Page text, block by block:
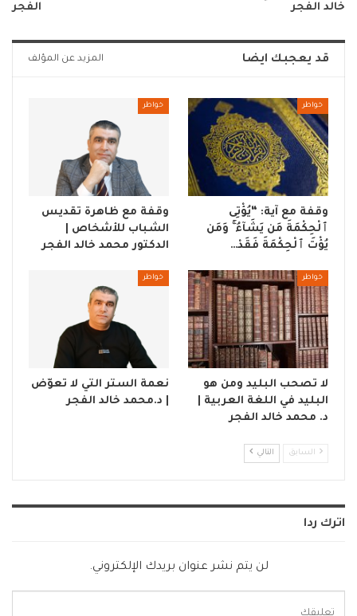
خالد الفجر
الفجر
قد يعجبك ايضا المزيد عن المؤلف
خواطر
وقفة مع آية: “يُؤْتِى
ٱلْحِكْمَةَ مَن يَشَآءُ ۚ وَمَن
يُؤْتَ ٱلْحِكْمَةَ فَقَدْ…
خواطر
وقفة مع ظاهرة تقديس
الشباب للأشخاص |
الدكتور محمد خالد الفجر
خواطر
لا تصحب البليد ومن هو
البليد في اللغة العربية |
د. محمد خالد الفجر
خواطر
نعمة الستر التي لا تعوّض
| د.محمد خالد الفجر
السابق التالي
اترك ردا
لن يتم نشر عنوان بريدك الإلكتروني.